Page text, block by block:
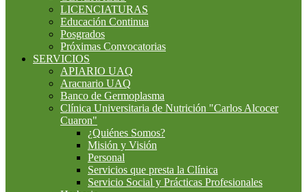
LICENCIATURAS
Educación Continua
Posgrados
Próximas Convocatorias
SERVICIOS
APIARIO UAQ
Aracnario UAQ
Banco de Germoplasma
Clínica Universitaria de Nutrición "Carlos Alcocer
Cuaron"
¿Quiénes Somos?
Misión y Visión
Personal
Servicios que presta la Clínica
Servicio Social y Prácticas Profesionales